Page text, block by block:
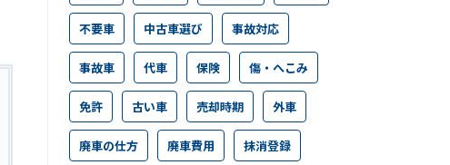
不要車 中古車選び 事故対応
事故車 代車 保険 傷・へこみ
免許 古い車 売却時期 外車
廃車の仕方 廃車費用 抹消登録